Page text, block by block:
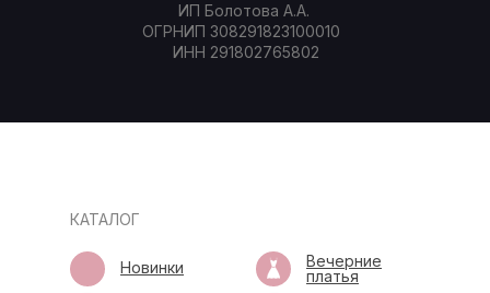
ИП Болотова А.А.
ОГРНИП 308291823100010
ИНН 291802765802
КАТАЛОГ
Вечерние
платья
Новинки